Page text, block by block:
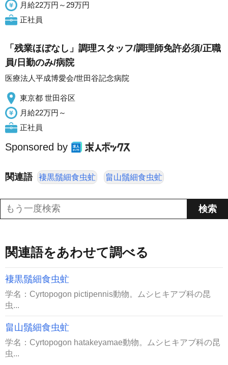
月給22万円～29万円
正社員
「残業ほぼなし」調理スタッフ/調理師免許必須/正職
員/日勤のみ/病院
医療法人平成博愛会/世田谷記念病院
東京都 世田谷区
月給22万円～
正社員
Sponsored by
関連語 褄黒鬚細食虫虻 畠山鬚細食虫虻
関連語をあわせて調べる
褄黒鬚細食虫虻
学名：Cyrtopogon pictipennis動物。ムシヒキアブ科の昆
虫...
畠山鬚細食虫虻
学名：Cyrtopogon hatakeyamae動物。ムシヒキアブ科の昆
虫...